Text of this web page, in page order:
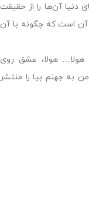
دنیا آن‌ها را از حقیقت
است که چگونه با آن
هولا… هولا، عشق روی
به جهنم بیا را منتشر